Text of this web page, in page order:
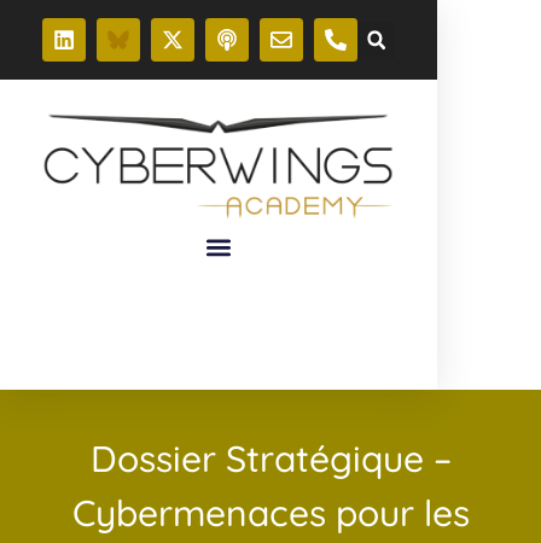
Dossier Stratégique –
Cybermenaces pour les